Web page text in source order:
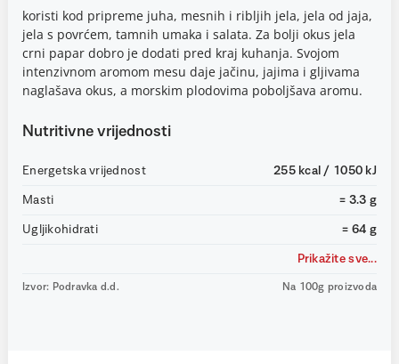
koristi kod pripreme juha, mesnih i ribljih jela, jela od jaja,
jela s povrćem, tamnih umaka i salata. Za bolji okus jela
crni papar dobro je dodati pred kraj kuhanja. Svojom
intenzivnom aromom mesu daje jačinu, jajima i gljivama
naglašava okus, a morskim plodovima poboljšava aromu.
Nutritivne vrijednosti
Energetska vrijednost 255 kcal / 1050 kJ
Masti = 3.3 g
Ugljikohidrati = 64 g
Prikažite sve...
Izvor: Podravka d.d. Na 100g proizvoda